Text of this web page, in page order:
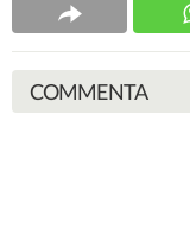
COMMENTA